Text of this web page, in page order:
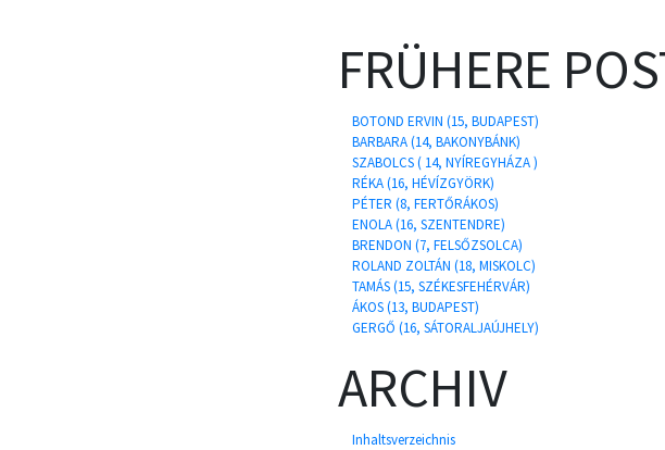
FRÜHERE
BOTOND ERVIN (15, BUDAPEST)
BARBARA (14, BAKONYBÁNK)
SZABOLCS ( 14, NYÍREGYHÁZA )
RÉKA (16, HÉVÍZGYÖRK)
PÉTER (8, FERTŐRÁKOS)
ENOLA (16, SZENTENDRE)
BRENDON (7, FELSŐZSOLCA)
ROLAND ZOLTÁN (18, MISKOLC)
TAMÁS (15, SZÉKESFEHÉRVÁR)
ÁKOS (13, BUDAPEST)
GERGŐ (16, SÁTORALJAÚJHELY)
ARCHIV
Inhaltsverzeichnis